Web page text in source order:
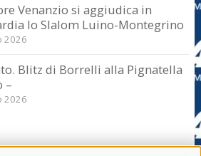
Venanzio si aggiudica in
lo Slalom Luino-Montegrino
2026
Blitz di Borrelli alla Pignatella
–
2026